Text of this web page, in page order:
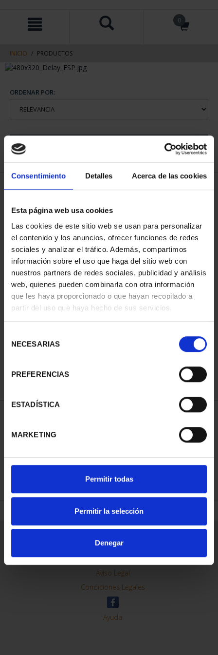
Consentimiento Detalles Acerca de las cookies
Esta página web usa cookies
Las cookies de este sitio web se usan para personalizar
el contenido y los anuncios, ofrecer funciones de redes
sociales y analizar el tráfico. Además, compartimos
información sobre el uso que haga del sitio web con
nuestros partners de redes sociales, publicidad y análisis
web, quienes pueden combinarla con otra información
que les haya proporcionado o que hayan recopilado a
partir del uso que haya hecho de sus servicios.
NECESARIAS
PREFERENCIAS
ESTADÍSTICA
MARKETING
Permitir todas
Permitir la selección
Denegar
contenido
navegacin
0
INICIO PRODUCTOS
ORDENAR POR:
1 Productos encontrados
73,00 €
REFINAR
Contacto
Preguntas Frequentes (FAQs)
Aviso Legal
Condiciones Legales
Ayuda